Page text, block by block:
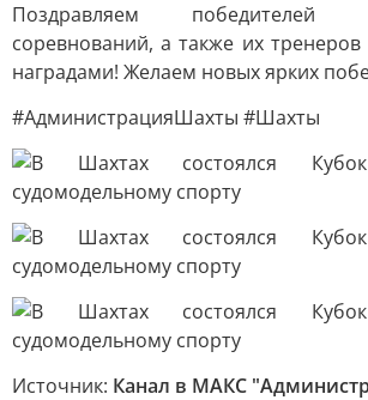
Поздравляем
соревнований, а также их
наградами! Желаем новых ярких
#АдминистрацияШахты #Шахты
Источник: Канал в МАКС